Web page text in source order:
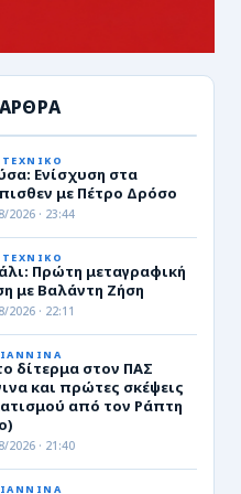
Ενίσχυση στα
με Πέτρο Δρόσο
2026 · 23:44
Πρώτη μεταγραφική
με Βαλάντη Ζήση
2026 · 22:11
δίτερμα στον ΠΑΣ
και πρώτες σκέψεις
από τον Ράπτη
2026 · 21:40